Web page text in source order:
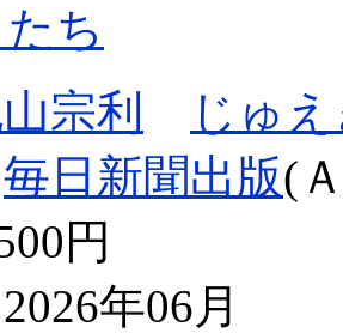
ち
宗利
じゅ
毎日新聞出版(
円
年06月